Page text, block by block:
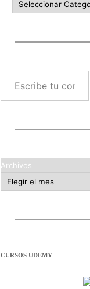
Escribe tu correo electrónico…
Archivos
CURSOS UDEMY